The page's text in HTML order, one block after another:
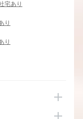
宅あり
り
り